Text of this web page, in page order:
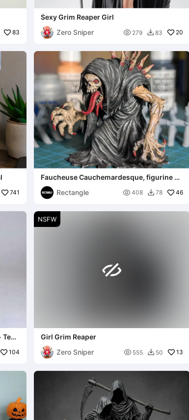
83
Sexy Grim Reaper Girl
Zero Sniper
 279  83 20
741
Faucheuse Cauchemardesque, figurine de
jeu de table D&D
Rectangle
 408  78 46
Tea
104
NSFW

Girl Grim Reaper
Zero Sniper
 555  50 13